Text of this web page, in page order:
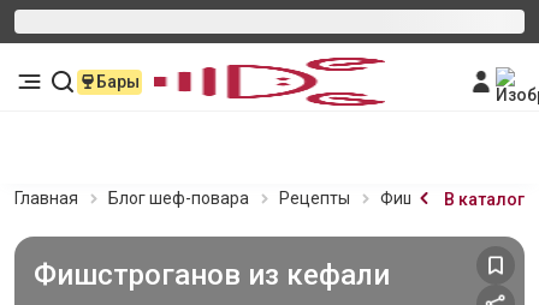
Бары
Главная Блог шеф-повара Рецепты Фишстроганов из
В каталог
Фишстроганов из кефали